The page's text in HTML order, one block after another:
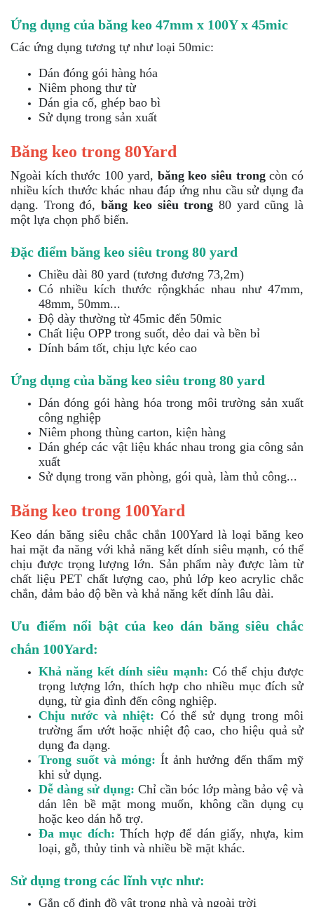
Ứng dụng của băng keo 47mm x 100Y x 45mic
Các ứng dụng tương tự như loại 50mic:
Dán đóng gói hàng hóa
Niêm phong thư từ
Dán gia cố, ghép bao bì
Sử dụng trong sản xuất
Băng keo trong 80Yard
Ngoài kích thước 100 yard, băng keo siêu trongcòn có
nhiều kích thước khác nhau đáp ứng nhu cầu sử dụng đa
dạng. Trong đó,băng keo siêu trong 80 yard cũng là
một lựa chọn phổ biến.
Đặc điểm băng keo siêu trong 80 yard
Chiều dài 80 yard (tương đương 73,2m)
Có nhiều kích thước rộngkhác nhau như 47mm,
48mm, 50mm...
Độ dày thường từ 45mic đến 50mic
Chất liệu OPP trong suốt, dẻo dai và bền bỉ
Dính bám tốt, chịu lực kéo cao
Ứng dụng của băng keo siêu trong 80 yard
Dán đóng gói hàng hóa trong môi trường sản xuất
công nghiệp
Niêm phong thùng carton, kiện hàng
Dán ghép các vật liệu khác nhau trong gia công sản
xuất
Sử dụng trong văn phòng, gói quà, làm thủ công...
Băng keo trong 100Yard
Keo dán băng siêu chắc chắn 100Yard là loại băng keo
hai mặt đa năng với khả năng kết dính siêu mạnh, có thể
chịu được trọng lượng lớn. Sản phẩm này được làm từ
chất liệu PET chất lượng cao, phủ lớp keo acrylic chắc
chắn, đảm bảo độ bền và khả năng kết dính lâu dài.
Ưu điểm nổi bật của keo dán băng siêu chắc
chắn 100Yard:
Khả năng kết dính siêu mạnh: Có thể chịu được
trọng lượng lớn, thích hợp cho nhiều mục đích sử
dụng, từ gia đình đến công nghiệp.
Chịu nước và nhiệt: Có thể sử dụng trong môi
trường ẩm ướt hoặc nhiệt độ cao, cho hiệu quả sử
dụng đa dạng.
Trong suốt và mỏng: Ít ảnh hưởng đến thẩm mỹ
khi sử dụng.
Dễ dàng sử dụng: Chỉ cần bóc lớp màng bảo vệ và
dán lên bề mặt mong muốn, không cần dụng cụ
hoặc keo dán hỗ trợ.
Đa mục đích: Thích hợp để dán giấy, nhựa, kim
loại, gỗ, thủy tinh và nhiều bề mặt khác.
Sử dụng trong các lĩnh vực như:
Gắn cố định đồ vật trong nhà và ngoài trời